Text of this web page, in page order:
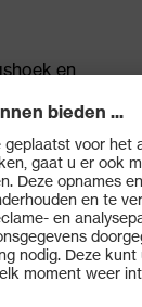
en
pasvorm voor
pasvorm
filters voor